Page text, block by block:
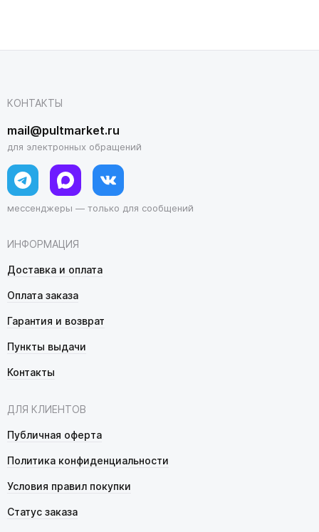
ИНФОРМАЦИЯ
Доставка и оплата
Оплата заказа
Гарантия и возврат
Пункты выдачи
Контакты
ДЛЯ КЛИЕНТОВ
Публичная оферта
Политика конфиденциальности
Условия правил покупки
Статус заказа
КОНТАКТЫ
mail@pultmarket.ru
для электронных обращений
мессенджеры — только для сообщений